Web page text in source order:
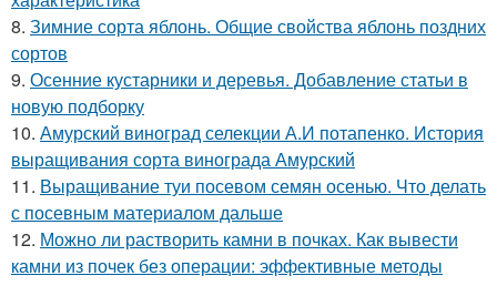
8. Зимние сорта яблонь. Общие свойства яблонь поздних
сортов
9. Осенние кустарники и деревья. Добавление статьи в
новую подборку
10. Амурский виноград селекции А.И потапенко. История
выращивания сорта винограда Амурский
11. Выращивание туи посевом семян осенью. Что делать
с посевным материалом дальше
12. Можно ли растворить камни в почках. Как вывести
камни из почек без операции: эффективные методы